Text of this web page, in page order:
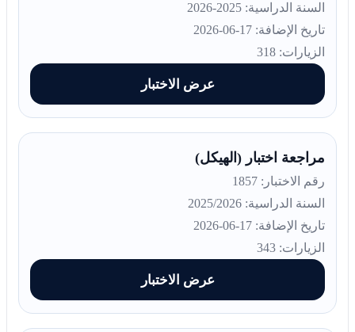
السنة الدراسية: 2025-2026
تاريخ الإضافة: 17-06-2026
الزيارات: 318
عرض الاختبار
مراجعة اختبار (الهيكل)
رقم الاختبار: 1857
السنة الدراسية: 2025/2026
تاريخ الإضافة: 17-06-2026
الزيارات: 343
عرض الاختبار